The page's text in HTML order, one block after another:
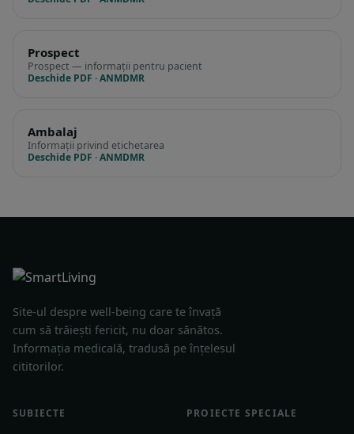
Prospect
Prospect — informații pentru pacient
Deschide PDF · ANMDMR
Ambalaj
Informații privind etichetarea
Deschide PDF · ANMDMR
Site-ul despre well-being care te învață
cum să trăiești fericit, nu doar sănătos.
Informația medicală, tradusă pe înțelesul
cititorilor.
SUBIECTE PROIECTE SPECIALE